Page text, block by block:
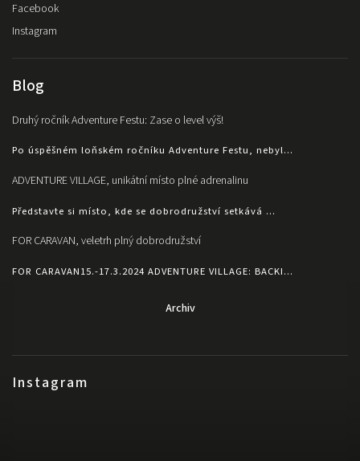
Instagram
Facebook
Instagram
Blog
Druhý ročník Adventure Festu: Zase o level výš!
Po úspěšném loňském ročníku Adventure Festu, nebyl...
ADVENTURE VILLAGE, unikátní místo plné adrenalinu
Představte si místo, kde se dobrodružství setkává ...
FOR CARAVAN, veletrh plný dobrodružství
FOR CARAVAN15.-17.3.2024 ADVENTURE VILLAGE: BACKI...
Archiv